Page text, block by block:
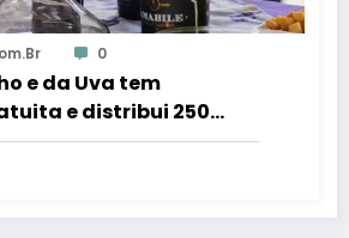
0
e da Uva tem
e distribui 250
Santa Teresa – Em